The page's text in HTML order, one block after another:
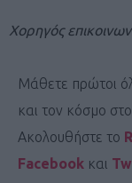
Χορηγός
Μάθετε πρώτοι
και τον κόσμο στο
Ακολουθήστε το
Facebook και